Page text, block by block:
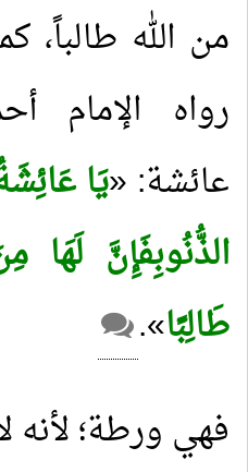
من الله طالباً،
رواه
عائشة: «يَا
الذُّنُوبِفَإِنَّ لَهَا
طَالِبًا».
فهي ورطة؛ لأنه